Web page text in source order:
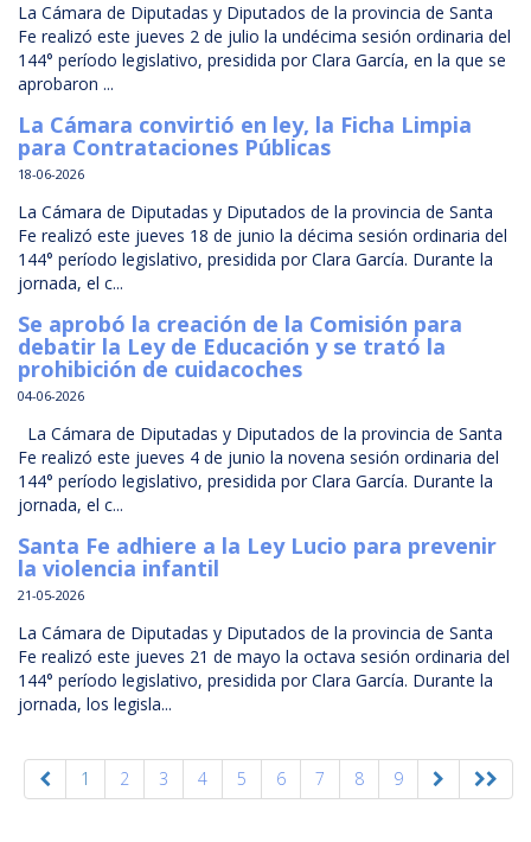
La Cámara de Diputadas y Diputados de la provincia de Santa
Fe realizó este jueves 2 de julio la undécima sesión ordinaria del
144° período legislativo, presidida por Clara García, en la que se
aprobaron ...
La Cámara convirtió en ley, la Ficha Limpia
para Contrataciones Públicas
18-06-2026
La Cámara de Diputadas y Diputados de la provincia de Santa
Fe realizó este jueves 18 de junio la décima sesión ordinaria del
144° período legislativo, presidida por Clara García. Durante la
jornada, el c...
Se aprobó la creación de la Comisión para
debatir la Ley de Educación y se trató la
prohibición de cuidacoches
04-06-2026
La Cámara de Diputadas y Diputados de la provincia de Santa
Fe realizó este jueves 4 de junio la novena sesión ordinaria del
144° período legislativo, presidida por Clara García. Durante la
jornada, el c...
Santa Fe adhiere a la Ley Lucio para prevenir
la violencia infantil
21-05-2026
La Cámara de Diputadas y Diputados de la provincia de Santa
Fe realizó este jueves 21 de mayo la octava sesión ordinaria del
144° período legislativo, presidida por Clara García. Durante la
jornada, los legisla...
1 2 3 4 5 6 7 8 9